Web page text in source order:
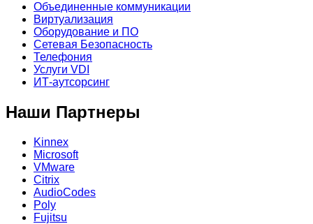
Объединенные коммуникации
Виртуализация
Оборудование и ПО
Сетевая Безопасность
Телефония
Услуги VDI
ИТ-аутсорсинг
Наши Партнеры
Kinnex
Microsoft
VMware
Citrix
AudioCodes
Poly
Fujitsu